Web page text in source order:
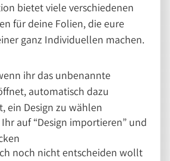
bietet viele verschiedenen
für deine Folien, die eure
ganz Individuellen machen.
ihr das unbenannte
automatisch dazu
ein Design zu wählen
auf “Design importieren” und
noch nicht entscheiden wollt